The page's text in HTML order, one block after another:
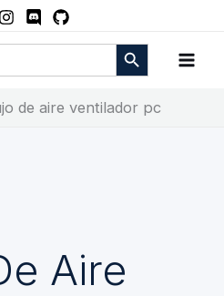
Botón de búsqueda
de aire ventilador pc
Aire